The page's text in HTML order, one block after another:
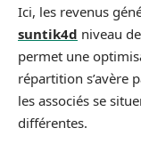
Ici, les revenus
suntik4d niveau
permet une
répartition s’avère
les associés se
différentes.